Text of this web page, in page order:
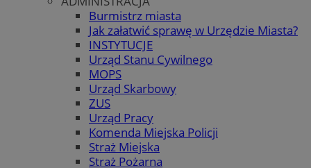
Burmistrz miasta
Jak załatwić sprawę w Urzędzie Miasta?
INSTYTUCJE
Urząd Stanu Cywilnego
MOPS
Urząd Skarbowy
ZUS
Urząd Pracy
Komenda Miejska Policji
Straż Miejska
Straż Pożarna